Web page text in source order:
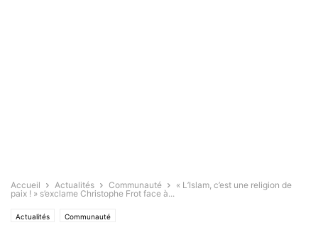
Accueil Actualités Communauté
« L’Islam, c’est une religion de
paix ! » s’exclame Christophe Frot face à...
Actualités Communauté